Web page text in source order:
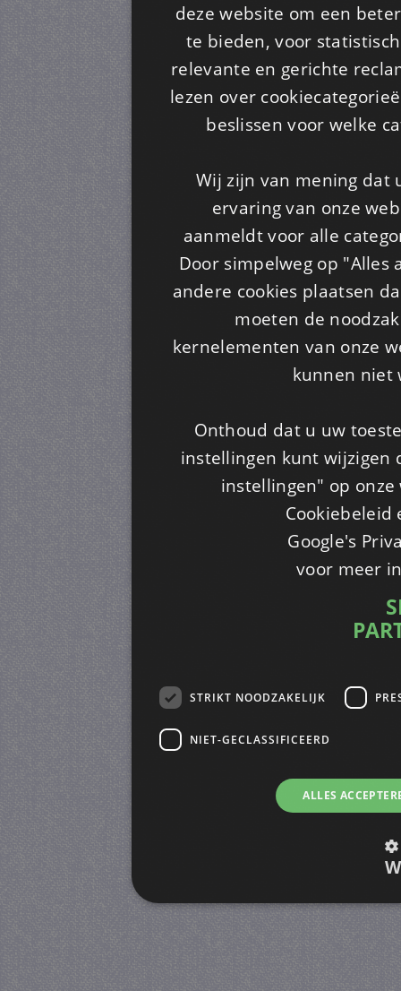
deze website om een
te bieden, voor
relevante en gerichte
lezen over
beslissen voor welke
Wij zijn van mening dat
ervaring van onze
aanmeldt voor alle
Door simpelweg op
andere cookies plaatsen
moeten de
kernelementen van onze
kunnen niet
Onthoud dat u uw
instellingen kunt wijzigen
instellingen" op
Cookiebeleid
Google's
voor meer
STRIKT NOODZAKELIJK
NIET-GECLASSIFICEERD
ALLES